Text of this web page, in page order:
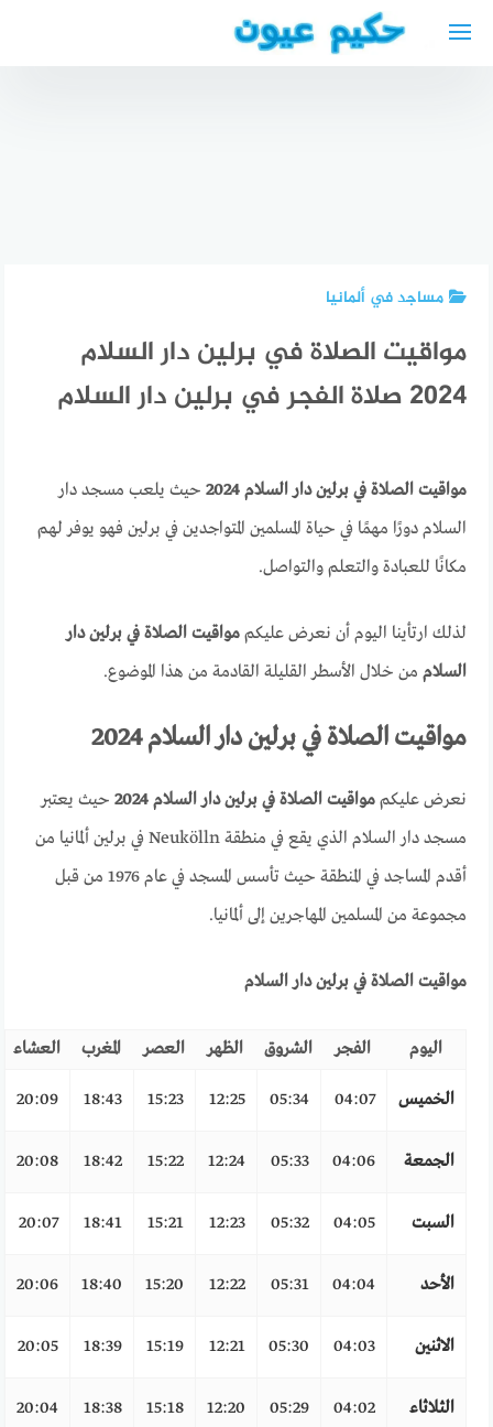
مساجد في ألمانيا
مواقيت الصلاة في برلين دار السلام
2024 صلاة الفجر في برلين دار السلام
مواقيت الصلاة في برلين دار السلام 2024
حيث يلعب مسجد دار
السلام دورًا مهمًا في حياة المسلمين المتواجدين في برلين فهو يوفر لهم
مكانًا للعبادة والتعلم والتواصل.
لذلك ارتأينا اليوم أن نعرض عليكممواقيت الصلاة في برلين دار
السلام من خلال الأسطر القليلة القادمة من هذا الموضوع.
مواقيت الصلاة في برلين دار السلام 2024
نعرض عليكم مواقيت الصلاة في برلين دار السلام 2024
حيث يعتبر
مسجد دار السلام الذي يقع في منطقة Neukölln في برلين ألمانيا من
أقدم المساجد في المنطقة حيث تأسس المسجد في عام 1976 من قبل
مجموعة من المسلمين المهاجرين إلى ألمانيا.
مواقيت الصلاة في برلين دار السلام
اليوم الفجر الشروق الظهر العصر المغرب العشاء
الخميس 04:07
05:34
12:25
15:23
18:43
20:09
الجمعة 04:06
05:33
12:24
15:22
18:42
20:08
السبت 04:05
05:32
12:23
15:21
18:41
20:07
الأحد 04:04
05:31
12:22
15:20
18:40
20:06
الاثنين 04:03
05:30
12:21
15:19
18:39
20:05
الثلاثاء 04:02
05:29
12:20
15:18
18:38
20:04